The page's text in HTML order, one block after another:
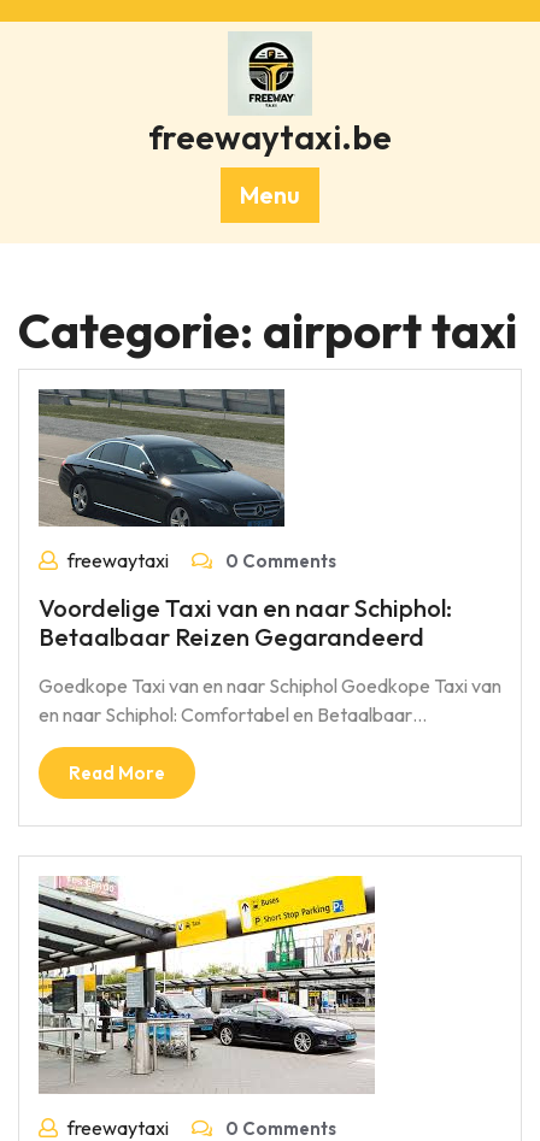
freewaytaxi.be
Menu
Categorie: airport taxi
freewaytaxi 0 Comments
Voordelige Taxi van en naar Schiphol:
Betaalbaar Reizen Gegarandeerd
Goedkope Taxi van en naar Schiphol Goedkope Taxi van
en naar Schiphol: Comfortabel en Betaalbaar…
Read More
freewaytaxi 0 Comments